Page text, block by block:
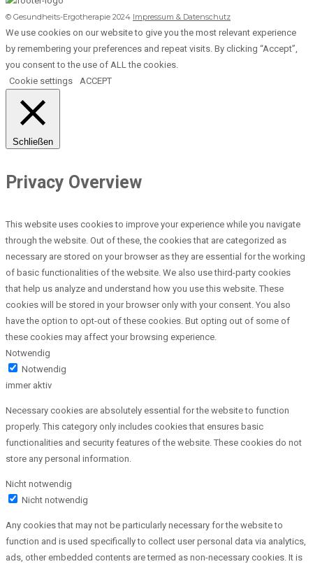
© Gesundheits-Ergotherapie 2024 Impressum & Datenschutz
We use cookies on our website to give you the most relevant experience
by remembering your preferences and repeat visits. By clicking “Accept”,
you consent to the use of ALL the cookies.
Cookie settings
ACCEPT
Schließen
Privacy Overview
This website uses cookies to improve your experience while you navigate
through the website. Out of these, the cookies that are categorized as
necessary are stored on your browser as they are essential for the working
of basic functionalities of the website. We also use third-party cookies
that help us analyze and understand how you use this website. These
cookies will be stored in your browser only with your consent. You also
have the option to opt-out of these cookies. But opting out of some of
these cookies may affect your browsing experience.
Notwendig
Notwendig
immer aktiv
Necessary cookies are absolutely essential for the website to function
properly. This category only includes cookies that ensures basic
functionalities and security features of the website. These cookies do not
store any personal information.
Nicht notwendig
Nicht notwendig
Any cookies that may not be particularly necessary for the website to
function and is used specifically to collect user personal data via analytics,
ads, other embedded contents are termed as non-necessary cookies. It is